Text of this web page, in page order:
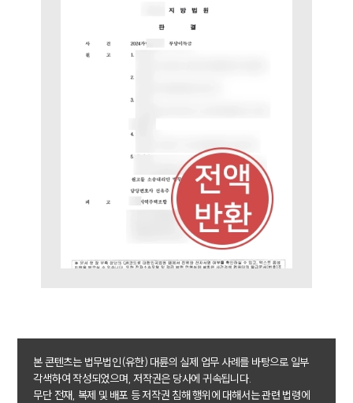
본 콘텐츠는 법무법인(유한) 대륜의 실제 업무 사례를 바탕으로 일부
각색하여 작성되었으며, 저작권은 당사에 귀속됩니다.
무단 전재, 복제 및 배포 등 저작권 침해 행위에 대해서는 관련 법령에